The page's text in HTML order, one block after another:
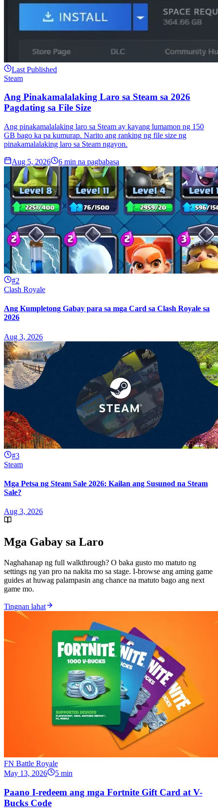
Last Published
Steam
Ang Pinakamalalaking Laro sa Steam sa 2026
Pagdating sa File Size
Ang pinakamalalaking laro sa Steam ay kayang lumamon ng 150
GB bago ka pa kumurap. Narito ang ranking ng file size ng
pinakamalalaking laro sa Steam ngayon.
Aug 5, 2026 6 min na pagbabasa
#2
Clash Royale
Ang Kumpletong Gabay para sa mga Card sa Clash Royale sa
2026
Aug 3, 2026
#3
Steam
Mga Petsa ng Steam Sale 2026: Kailan ang Susunod na Steam
Sale?
Aug 3, 2026
Mga Gabay sa Laro
Naghahanap ng full walkthrough? O baka gusto mo matuto ng
settings ng yan pro na nakita mo sa stage. I-browse ang aming game
guides at huwag palampasin ang chance na matuto bago ang next
game mo.
Tingnan lahat
FN Battle Royale
May 13, 2026
5 min
Paano I-redeem ang mga Fortnite Gift Card at V-
Bucks Code